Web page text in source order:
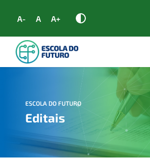
A- A A+
ESCOLA DO FUTURO
Editais